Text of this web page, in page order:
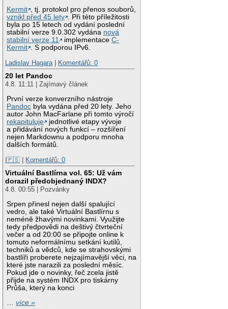
Kermit , tj. protokol pro přenos souborů,
vznikl před 45 lety . Při této příležitosti
byla po 15 letech od vydání poslední
stabilní verze 9.0.302 vydána nová
stabilní verze 11
implementaceC-
Kermit . S podporou IPv6.
Ladislav Hagara | Komentářů: 0
20 let Pandoc
4.8. 11:11 | Zajímavý článek
První verze konverzního nástroje
Pandoc byla vydána před 20 lety. Jeho
autor John MacFarlane při tomto výročí
rekapituluje
jednotlivé etapy vývoje
a přidávání nových funkcí – rozšíření
nejen Markdownu a podporu mnoha
dalších formátů.
|🇵🇸 | Komentářů: 0
Virtuální Bastlírna vol. 65: Už vám
dorazil předobjednaný INDX?
4.8. 00:55 | Pozvánky
Srpen přinesl nejen další spalující
vedro, ale také Virtuální Bastlírnu s
neméně žhavými novinkami. Využijte
tedy předpovědi na deštivý čtvrteční
večer a od 20:00 se připojte online k
tomuto neformálnímu setkání kutilů,
techniků a vědců, kde se strahovskými
bastlíři proberete nejzajímavější věci, na
které jste narazili za poslední měsíc.
Pokud jde o novinky, řeč zcela jistě
přijde na systém INDX pro tiskárny
Průša, který na konci
…více »